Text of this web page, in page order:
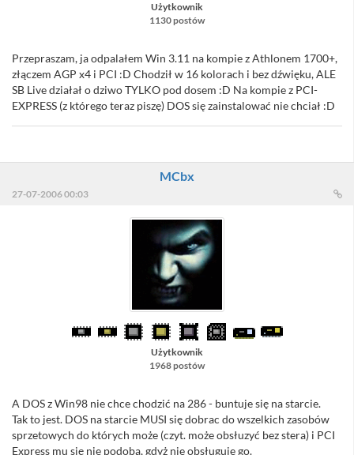
Użytkownik
1130 postów
Przepraszam, ja odpalałem Win 3.11 na kompie z Athlonem 1700+,
złączem AGP x4 i PCI :D Chodził w 16 kolorach i bez dźwięku, ALE
SB Live działał o dziwo TYLKO pod dosem :D Na kompie z PCI-
EXPRESS (z którego teraz piszę) DOS się zainstalować nie chciał :D
MCbx
27-07-2006 00:03
Użytkownik
1968 postów
A DOS z Win98 nie chce chodzić na 286 - buntuje się na starcie.
Tak to jest. DOS na starcie MUSI się dobrac do wszelkich zasobów
sprzetowych do których może (czyt. może obsłuzyć bez stera) i PCI
Express mu się nie podoba, gdyż nie obsługuje go.